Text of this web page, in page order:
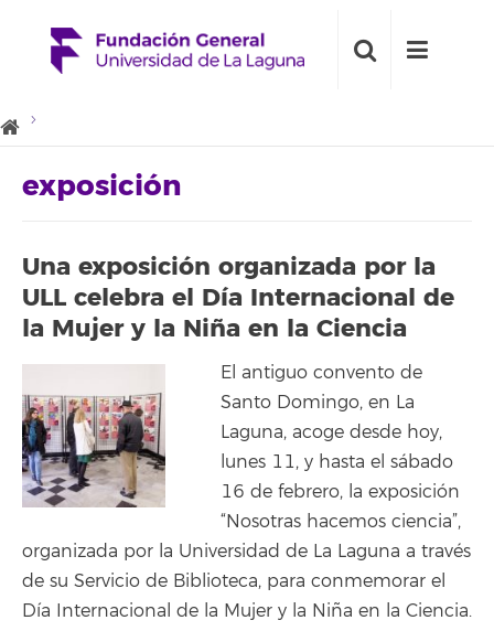
exposición
Una exposición organizada por la
ULL celebra el Día Internacional de
la Mujer y la Niña en la Ciencia
El antiguo convento de
Santo Domingo, en La
Laguna, acoge desde hoy,
lunes 11, y hasta el sábado
16 de febrero, la exposición
“Nosotras hacemos ciencia”,
organizada por la Universidad de La Laguna a través
de su Servicio de Biblioteca, para conmemorar el
Día Internacional de la Mujer y la Niña en la Ciencia.